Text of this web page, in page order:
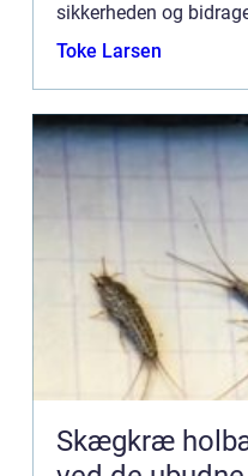
sikkerheden og
overordnede æstetik. I
Toke Larsen
Skægkræ holbæk hvad